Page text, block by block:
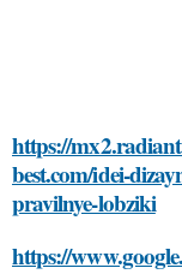
https://
best.com/idei-
pravilnye-lobziki
https://